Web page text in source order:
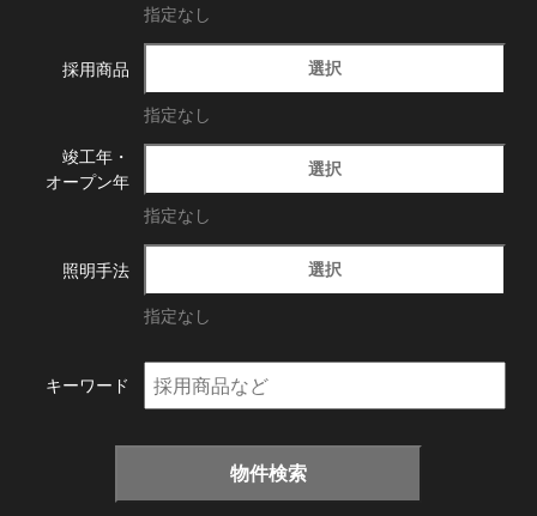
指定なし
採用商品 選択
指定なし
竣工年・
オープン年
選択
指定なし
照明手法 選択
指定なし
キーワード
物件検索